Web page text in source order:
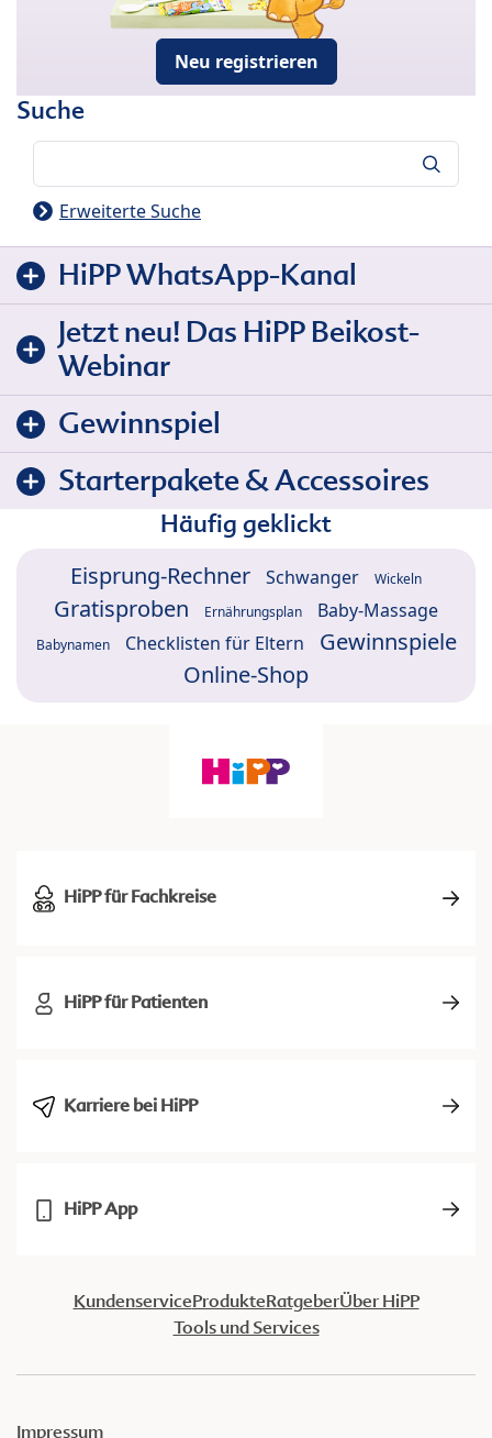
Neu registrieren
Suche
Erweiterte Suche
HiPP WhatsApp-Kanal
Jetzt neu! Das HiPP Beikost-
Webinar
Gewinnspiel
Starterpakete & Accessoires
Häufig geklickt
Eisprung-Rechner Schwanger Wickeln
Gratisproben Ernährungsplan Baby-Massage
Babynamen Checklisten für Eltern
Gewinnspiele
Online-Shop
HiPP für Fachkreise
HiPP für Patienten
Karriere bei HiPP
HiPP App
KundenserviceProdukteRatgeberÜber HiPP
Tools und Services
Impressum